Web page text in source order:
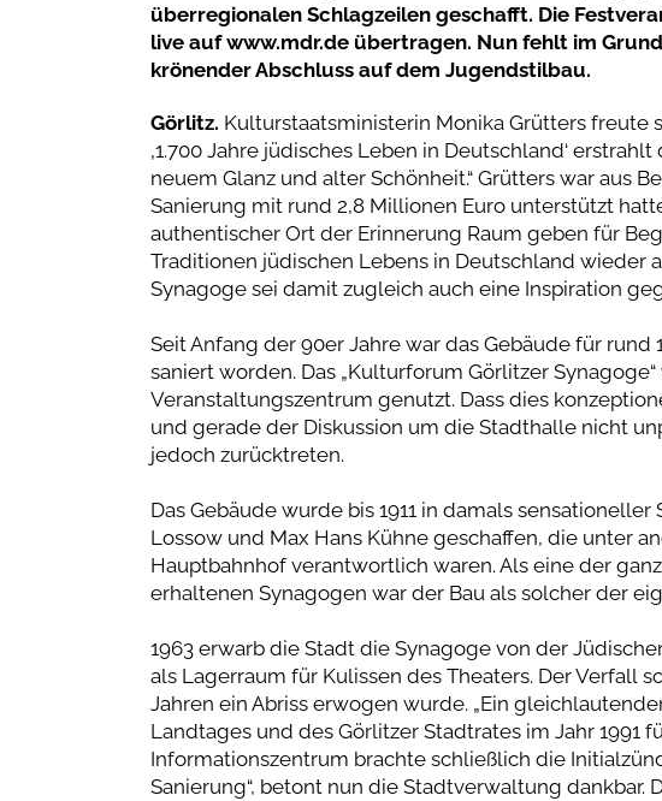
überregionalen Schlagzeilen geschafft. Die
live auf www.mdr.de übertragen. Nun fehlt im
krönender Abschluss auf dem Jugendstilbau.
Görlitz. Kulturstaatsministerin Monika Grütters freute
‚1.700 Jahre jüdisches Leben in Deutschland‘
neuem Glanz und alter Schönheit.“ Grütters war aus
Sanierung mit rund 2,8 Millionen Euro unterstützt
authentischer Ort der Erinnerung Raum geben für
Traditionen jüdischen Lebens in Deutschland wieder
Synagoge sei damit zugleich auch eine Inspiration
Seit Anfang der 90er Jahre war das Gebäude für
saniert worden. Das „Kulturforum Görlitzer
Veranstaltungszentrum genutzt. Dass dies
und gerade der Diskussion um die Stadthalle nicht
jedoch zurücktreten.
Das Gebäude wurde bis 1911 in damals
Lossow und Max Hans Kühne geschaffen, die unter
Hauptbahnhof verantwortlich waren. Als eine der
erhaltenen Synagogen war der Bau als solcher der
1963 erwarb die Stadt die Synagoge von der
als Lagerraum für Kulissen des Theaters. Der Verfall
Jahren ein Abriss erwogen wurde. „Ein
Landtages und des Görlitzer Stadtrates im Jahr 1991
Informationszentrum brachte schließlich die
Sanierung“, betont nun die Stadtverwaltung dankbar.